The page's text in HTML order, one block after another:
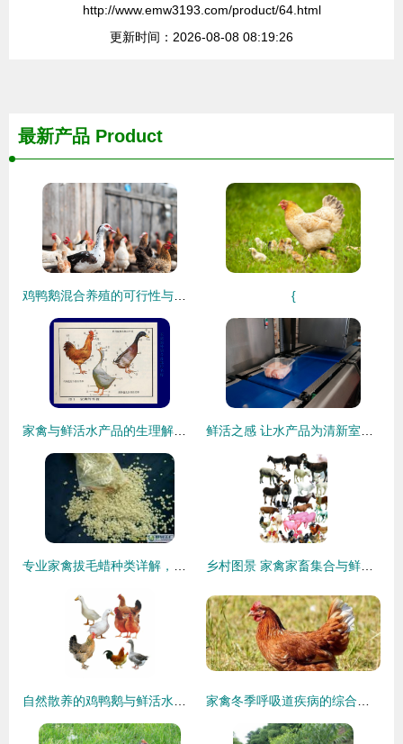
http://www.emw3193.com/product/64.html
更新时间：2026-08-08 08:19:26
最新产品 Product
{